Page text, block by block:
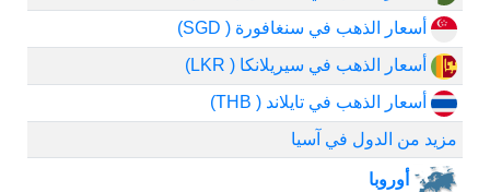
أسعار الذهب في سنغافورة ( SGD)
أسعار الذهب في سيريلانكا ( LKR)
أسعار الذهب في تايلاند ( THB)
مزيد من الدول في آسيا
أوروبا